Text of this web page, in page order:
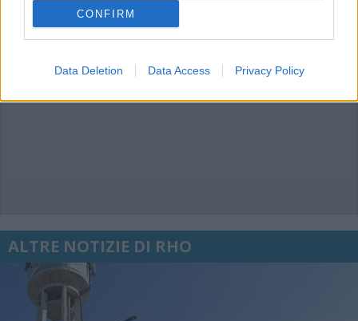
CONFIRM
Data Deletion Data Access Privacy Policy
ALTRE NOTIZIE DI RHO